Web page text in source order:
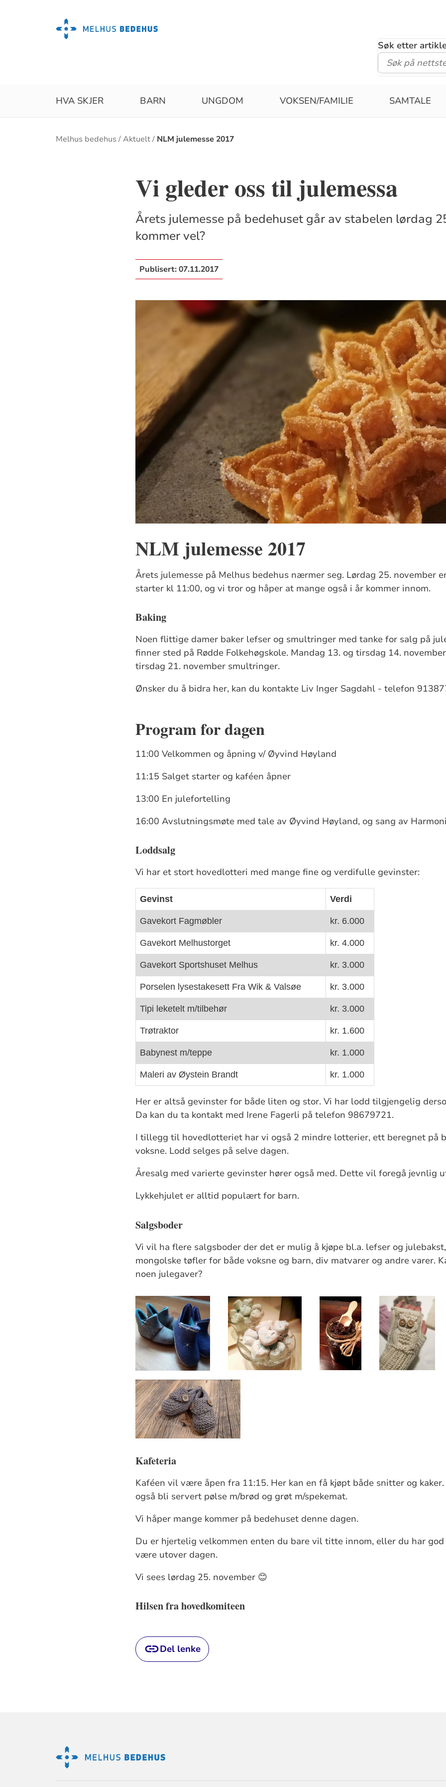
Søk etter
HVA SKJER BARN UNGDOM VOKSEN/FAMILIE SAMTALE
Brødsmulesti
Melhus bedehus Aktuelt NLM julemesse 2017
Vi gleder oss til julemessa
Årets julemesse på bedehuset går av stabelen lørdag
kommer vel?
Publisert:07.11.2017
NLM julemesse 2017
Årets julemesse på Melhus bedehus nærmer seg. Lørdag 25. november
starter kl 11:00, og vi tror og håper at mange også i år kommer innom.
Baking
Noen flittige damer baker lefser og smultringer med tanke for salg på
finner sted på Rødde Folkehøgskole. Mandag 13. og tirsdag 14.
tirsdag 21. november smultringer.
Ønsker du å bidra her, kan du kontakte Liv Inger Sagdahl - telefon
Program for dagen
11:00 Velkommen og åpning v/ Øyvind Høyland
11:15 Salget starter og kaféen åpner
13:00 En julefortelling
16:00 Avslutningsmøte med tale av Øyvind Høyland, og sang av
Loddsalg
Vi har et stort hovedlotteri med mange fine og verdifulle gevinster:
Gevinst Verdi
Gavekort Fagmøbler kr. 6.000
Gavekort Melhustorget kr. 4.000
Gavekort Sportshuset Melhus kr. 3.000
Porselen lysestakesett Fra Wik & Valsøe kr. 3.000
Tipi leketelt m/tilbehør kr. 3.000
Trøtraktor kr. 1.600
Babynest m/teppe kr. 1.000
Maleri av Øystein Brandt kr. 1.000
Her er altså gevinster for både liten og stor. Vi har lodd tilgjengelig
Da kan du ta kontakt med Irene Fagerli på telefon 98679721.
I tillegg til hovedlotteriet har vi også 2 mindre lotterier, ett beregnet på
voksne. Lodd selges på selve dagen.
Åresalg med varierte gevinster hører også med. Dette vil foregå jevnlig
Lykkehjulet er alltid populært for barn.
Salgsboder
Vi vil ha flere salgsboder der det er mulig å kjøpe bl.a. lefser og
mongolske tøfler for både voksne og barn, div matvarer og andre varer.
noen julegaver?
Kafeteria
Kaféen vil være åpen fra 11:15. Her kan en få kjøpt både snitter og
også bli servert pølse m/brød og grøt m/spekemat.
Vi håper mange kommer på bedehuset denne dagen.
Du er hjertelig velkommen enten du bare vil titte innom, eller du har
være utover dagen.
Vi sees lørdag 25. november 😊
Hilsen fra hovedkomiteen
Del lenke
FOR